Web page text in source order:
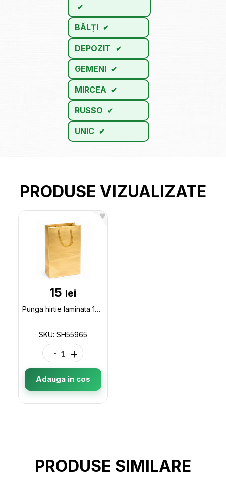
BĂLȚI
DEPOZIT
GEMENI
MIRCEA
RUSSO
UNIC
PRODUSE VIZUALIZATE
15 lei
Punga hirtie laminata 16*8*19, Gold SH55965
SKU: SH55965
- +
Adauga in cos
PRODUSE SIMILARE